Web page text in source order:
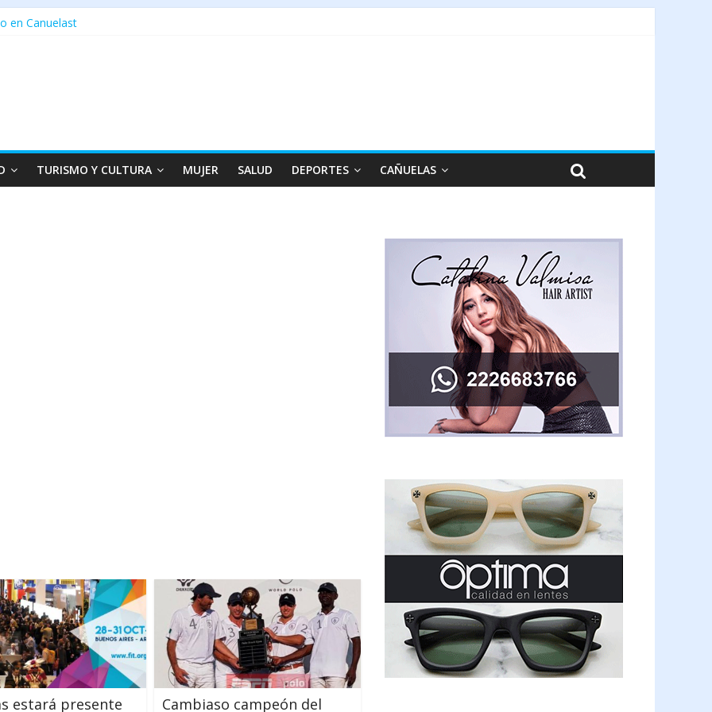
en Canuelast
TURISMO Y CULTURA MUJER SALUD DEPORTES CAÑUELAS
estará presente
Cambiaso campeón del